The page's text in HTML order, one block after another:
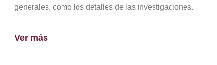
generales, como los detalles de las investigaciones.
Ver más